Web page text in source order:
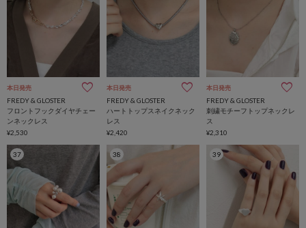
本日発売
FREDY & GLOSTER
フロントフックダイヤチェー
ンネックレス
¥2,530
本日発売
FREDY & GLOSTER
ハートトップスネイクネック
レス
¥2,420
本日発売
FREDY & GLOSTER
刺繍モチーフトップネックレ
ス
¥2,310
37 38 39